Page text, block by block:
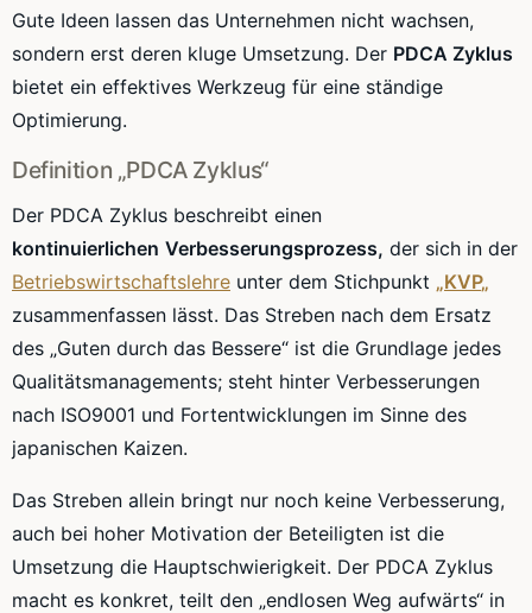
Gute Ideen lassen das Unternehmen nicht wachsen,
sondern erst deren kluge Umsetzung. Der PDCA Zyklus
bietet ein effektives Werkzeug für eine ständige
Optimierung.
Definition „PDCAZyklus“
Der PDCA Zyklus beschreibt einen
kontinuierlichen Verbesserungsprozess, der sich in der
Betriebswirtschaftslehre unter dem Stichpunkt „KVP„
zusammenfassen lässt. Das Streben nach dem Ersatz
des „Guten durch das Bessere“ ist die Grundlage jedes
Qualitätsmanagements; steht hinter Verbesserungen
nach ISO9001 und Fortentwicklungen im Sinne des
japanischen Kaizen.
Das Streben allein bringt nur noch keine Verbesserung,
auch bei hoher Motivation der Beteiligten ist die
Umsetzung die Hauptschwierigkeit. Der PDCA Zyklus
macht es konkret, teilt den „endlosen Weg aufwärts“ in